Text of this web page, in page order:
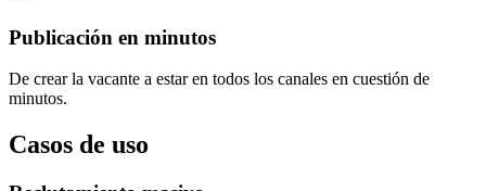
Publicación en minutos
De crear la vacante a estar en todos los canales en cuestión de
minutos.
Casos de uso